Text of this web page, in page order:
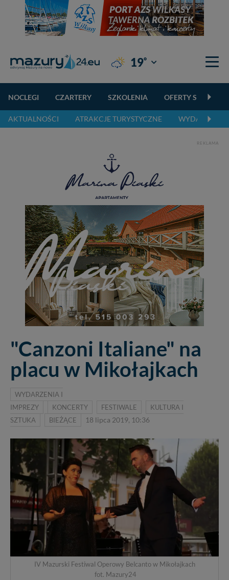
19° Giżycko
NOCLEGI CZARTERY SZKOLENIA OFERTY
AKTUALNOŚCI ATRAKCJE TURYSTYCZNE WYDARZENIA
REKLAMA
"Canzoni Italiane" na
placu w Mikołajkach
WYDARZENIA I
IMPREZY
KONCERTY FESTIWALE
KULTURA I
SZTUKA
BIEŻĄCE 18 lipca 2019, 10:36
IV Mazurski Festiwal Operowy Belcanto w Mikołajkach
fot. Mazury24